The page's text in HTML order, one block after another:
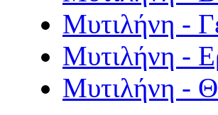
Μυτιλήνη -
Μυτιλήνη -
Μυτιλήνη -